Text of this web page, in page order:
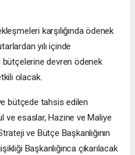
karşılığında ödenek
yılı içinde
bütçelerine devren ödenek
olacak.
bütçede tahsis edilen
ve esaslar, Hazine ve Maliye
ve Bütçe Başkanlığının
Başkanlığınca çıkarılacak